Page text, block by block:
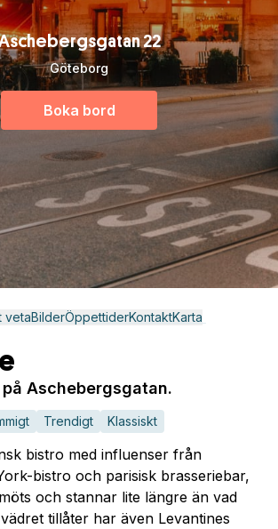
22
Göteborg
Boka bord
vetaBilderÖppettiderKontaktKarta
Aschebergsgatan.
Trendigt Klassiskt
bistro med influenser från
bistro och parisisk brasseriebar,
och stannar lite längre än vad
tillåter har även Levantines